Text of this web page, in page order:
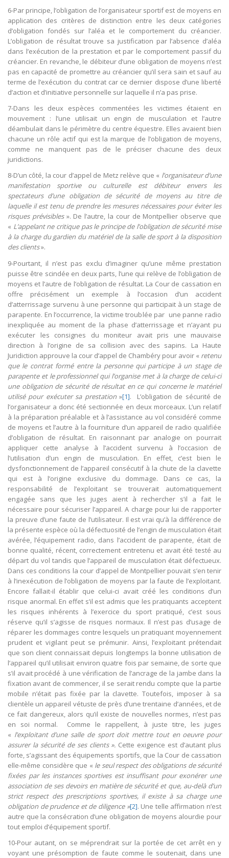
6-Par principe, l’obligation de l’organisateur sportif est de moyens en
application des critères de distinction entre les deux catégories
d’obligation fondés sur l’aléa et le comportement du créancier.
L’obligation de résultat trouve sa justification par l’absence d’aléa
dans l’exécution de la prestation et par le comportement passif du
créancier. En revanche, le débiteur d’une obligation de moyens n’est
pas en capacité de promettre au créancier qu’il sera sain et sauf au
terme de l’exécution du contrat car ce dernier dispose d’une liberté
d’action et d’initiative personnelle sur laquelle il n’a pas prise.
7-Dans les deux espèces commentées les victimes étaient en
mouvement : l’une utilisait un engin de musculation et l’autre
déambulait dans le périmètre du centre équestre. Elles avaient bien
chacune un rôle actif qui est la marque de l’obligation de moyens,
comme ne manquent pas de le préciser chacune des deux
juridictions.
8-D’un côté, la cour d’appel de Metz relève que « l’organisateur d’une
manifestation sportive ou culturelle est débiteur envers les
spectateurs d’une obligation de sécurité de moyens au titre de
laquelle il est tenu de prendre les mesures nécessaires pour éviter les
risques prévisibles». De l’autre, la cour de Montpellier observe que
« L’appelant ne critique pas le principe de l’obligation de sécurité mise
à la charge du gardien du matériel de la salle de sport à la disposition
des clients».
9-Pourtant, il n’est pas exclu d’imaginer qu’une même prestation
puisse être scindée en deux parts, l’une qui relève de l’obligation de
moyens et l’autre de l’obligation de résultat. La Cour de cassation en
offre précisément un exemple à l’occasion d’un accident
d’atterrissage survenu à une personne qui participait à un stage de
parapente. En l’occurrence, la victime troublée par une panne radio
inexpliquée au moment de la phase d’atterrissage et n’ayant pu
exécuter les consignes du moniteur avait pris une mauvaise
direction à l’origine de sa collision avec des sapins. La Haute
Juridiction approuve la cour d’appel de Chambéry pour avoir « retenu
que le contrat formé entre la personne qui participe à un stage de
parapente et le professionnel qui l’organise met à la charge de celui-ci
une obligation de sécurité de résultat en ce qui concerne le matériel
utilisé pour exécuter sa prestation »[1]. L’obligation de sécurité de
l’organisateur a donc été sectionnée en deux morceaux. L’un relatif
à la préparation préalable et à l’assistance au vol considéré comme
de moyens et l’autre à la fourniture d’un appareil de radio qualifiée
d’obligation de résultat. En raisonnant par analogie on pourrait
appliquer cette analyse à l’accident survenu à l’occasion de
l’utilisation d’un engin de musculation. En effet, c’est bien le
dysfonctionnement de l’appareil consécutif à la chute de la clavette
qui est à l’origine exclusive du dommage. Dans ce cas, la
responsabilité de l’exploitant se trouverait automatiquement
engagée sans que les juges aient à rechercher s’il a fait le
nécessaire pour sécuriser l’appareil. A charge pour lui de rapporter
la preuve d’une faute de l’utilisateur. Il est vrai qu’à la différence de
la présente espèce où la défectuosité de l’engin de musculation était
avérée, l’équipement radio, dans l’accident de parapente, était de
bonne qualité, récent, correctement entretenu et avait été testé au
départ du vol tandis que l’appareil de musculation était défectueux.
Dans ces conditions la cour d’appel de Montpellier pouvait s’en tenir
à l’inexécution de l’obligation de moyens par la faute de l’exploitant.
Encore fallait-il établir que celui-ci avait créé les conditions d’un
risque anormal. En effet s’il est admis que les pratiquants acceptent
les risques inhérents à l’exercice du sport pratiqué, c’est sous
réserve qu’il s’agisse de risques normaux. Il n’est pas d’usage de
réparer les dommages contre lesquels un pratiquant moyennement
prudent et vigilant peut se prémunir. Ainsi, l’exploitant prétendait
que son client connaissait depuis longtemps la bonne utilisation de
l’appareil qu’il utilisait environ quatre fois par semaine, de sorte que
s’il avait procédé à une vérification de l’ancrage de la jambe dans la
fixation avant de commencer, il se serait rendu compte que la partie
mobile n’était pas fixée par la clavette. Toutefois, imposer à sa
clientèle un appareil vétuste de près d’une trentaine d’années, et de
ce fait dangereux, alors qu’il existe de nouvelles normes, n’est pas
en soi normal. Comme le rappellent, à juste titre, les juges
« l’exploitant d’une salle de sport doit mettre tout en oeuvre pour
assurer la sécurité de ses clients ». Cette exigence est d’autant plus
forte, s’agissant des équipements sportifs, que la Cour de cassation
elle-même considère que « le seul respect des obligations de sécurité
fixées par les instances sportives est insuffisant pour exonérer une
association de ses devoirs en matière de sécurité et que, au-delà d’un
strict respect des prescriptions sportives, il existe à sa charge une
obligation de prudence et de diligence »[2]. Une telle affirmation n’est
autre que la consécration d’une obligation de moyens alourdie pour
tout emploi d’équipement sportif.
10-Pour autant, on se méprendrait sur la portée de cet arrêt en y
voyant une présomption de faute comme le soutenait, dans une